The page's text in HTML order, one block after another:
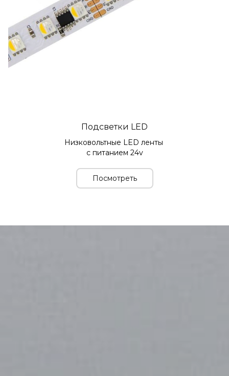
Подсветки LED
Низковольтные LED ленты
с питанием 24v
Посмотреть